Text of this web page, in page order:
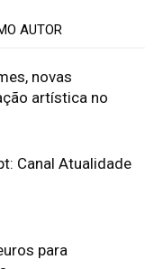
AUTOR
novas
artística no
Canal Atualidade
para